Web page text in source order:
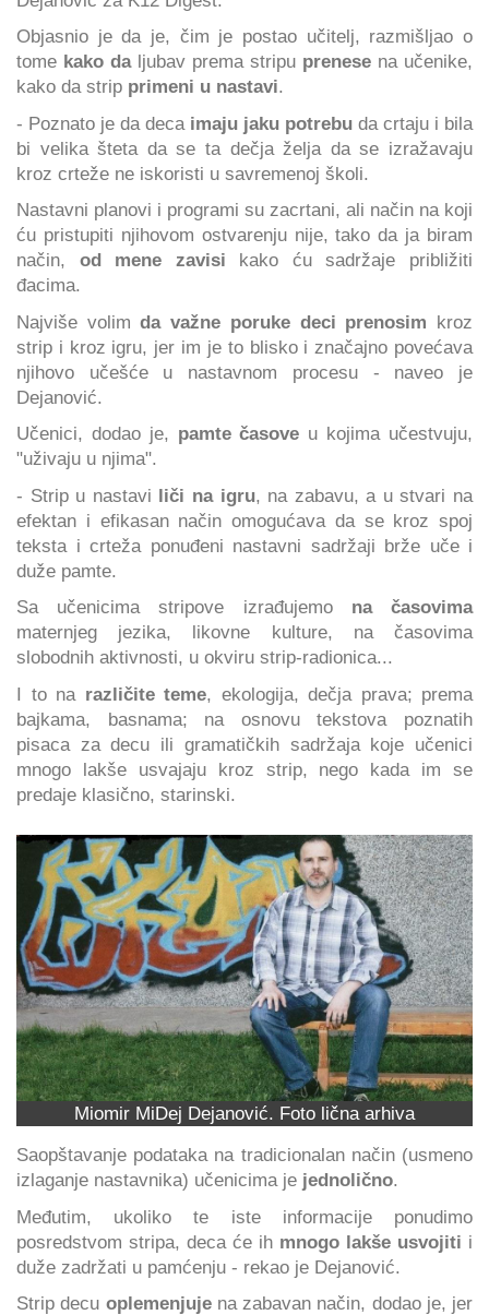
Objasnio je da je, čim je postao učitelj, razmišljao o
tome kako daljubav prema stripu prenese na učenike,
kako da strip primeni u nastavi.
- Poznato je da deca imaju jaku potrebu da crtaju i bila
bi velika šteta da se ta dečja želja da se izražavaju
kroz crteže ne iskoristi u savremenoj školi.
Nastavni planovi i programi su zacrtani, ali način na koji
ću pristupiti njihovom ostvarenju nije, tako da ja biram
način, od mene zavisi kako ću sadržaje približiti
đacima.
Najviše volimda važne poruke deci prenosim kroz
strip i kroz igru, jer im je to blisko i značajno povećava
njihovo učešće u nastavnom procesu - naveo je
Dejanović.
Učenici, dodao je, pamte časove u kojima učestvuju,
"uživaju u njima".
- Strip u nastavi liči na igru, na zabavu, a u stvari na
efektan i efikasan način omogućava da se kroz spoj
teksta i crteža ponuđeni nastavni sadržaji brže uče i
duže pamte.
Sa učenicima stripove izrađujemo na časovima
maternjeg jezika, likovne kulture, na časovima
slobodnih aktivnosti, u okviru strip-radionica...
I to na različite teme, ekologija, dečja prava; prema
bajkama, basnama; na osnovu tekstova poznatih
pisaca za decu ili gramatičkih sadržaja koje učenici
mnogo lakše usvajaju kroz strip, nego kada im se
predaje klasično, starinski.
Miomir MiDej Dejanović. Foto lična arhiva
Saopštavanje podataka na tradicionalan način (usmeno
izlaganje nastavnika) učenicima je jednolično.
Međutim, ukoliko te iste informacije ponudimo
posredstvom stripa, deca će ih mnogo lakše usvojiti i
duže zadržati u pamćenju - rekao je Dejanović.
Strip decu oplemenjujena zabavan način, dodao je, jer